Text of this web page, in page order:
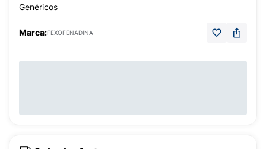
Genéricos
Marca:FEXOFENADINA